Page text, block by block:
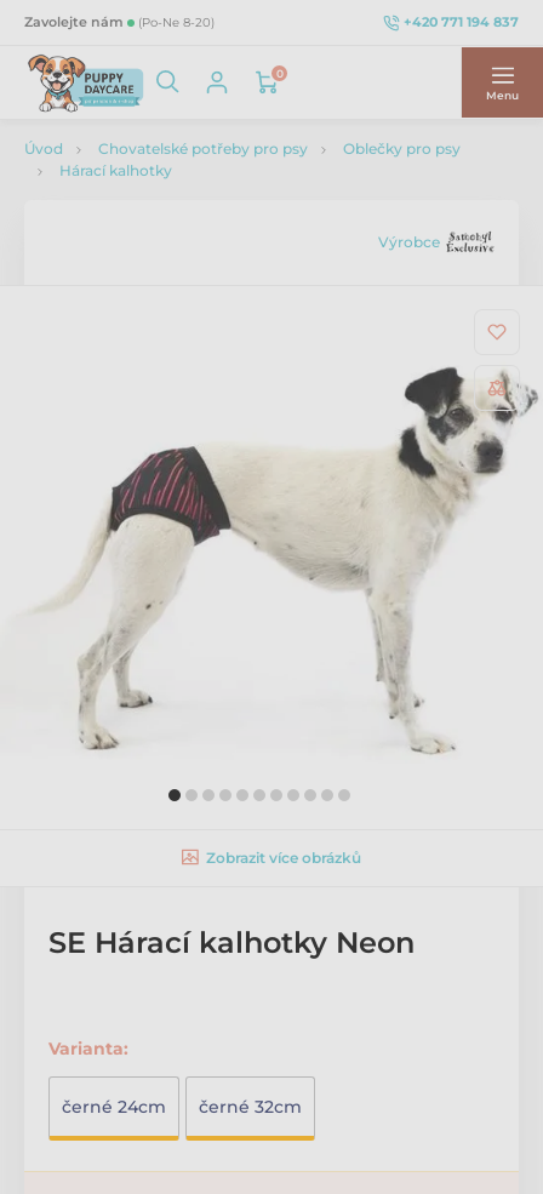
Zavolejte nám (Po-Ne 8-20) +420 771 194 837
0
Menu
Úvod Chovatelské potřeby pro psy
Oblečky pro psy
Hárací kalhotky
Výrobce
Zobrazit více obrázků
SE Hárací kalhotky Neon
Varianta:
černé 24cm černé 32cm